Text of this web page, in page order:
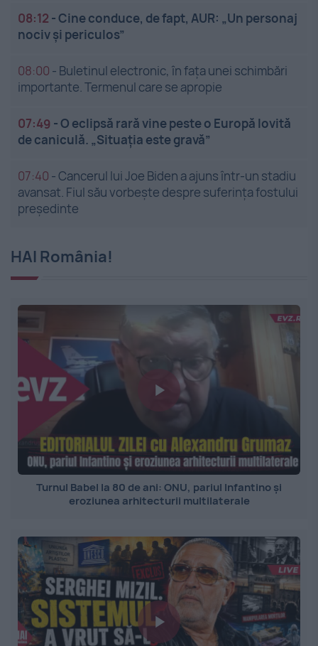
08:12 -Cine conduce, de fapt, AUR: „Un personaj
nociv și periculos”
08:00 - Buletinul electronic, în fața unei schimbări
importante. Termenul care se apropie
07:49 -O eclipsă rară vine peste o Europă lovită
de caniculă. „Situația este gravă”
07:40 -Cancerul lui Joe Biden a ajuns într-un stadiu
avansat. Fiul său vorbește despre suferința fostului
președinte
HAI România!
Turnul Babel la 80 de ani: ONU, pariul Infantino și
eroziunea arhitecturii multilaterale